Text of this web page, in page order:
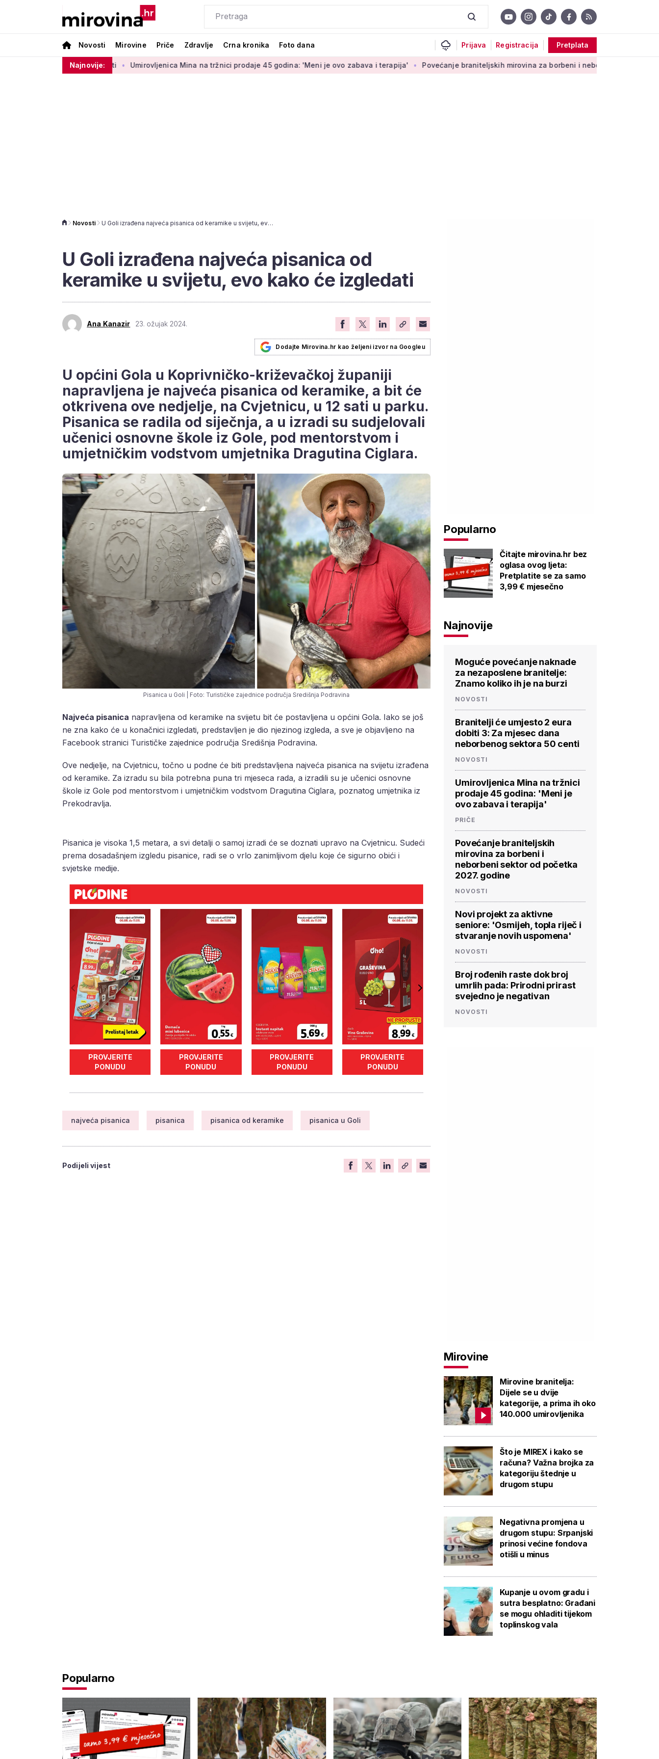
Novosti Mirovine Priče Zdravlje Crna kronika Foto dana Prijava Registracija Pretplata
Najnovije:
Umirovljenica Mina na tržnici prodaje 45 godina: 'Meni je ovo zabava i terapija' Povećanje braniteljskih mirovina za borbeni i neborbeni sektor od početka 2027.
Novosti U Goli izrađena najveća pisanica od keramike u svijetu, evo kako će izgledati
U Goli izrađena najveća pisanica od
keramike u svijetu, evo kako će izgledati
Ana Kanazir 23. ožujak 2024.
Dodajte Mirovina.hr kao željeni izvor na Googleu
U općini Gola u Koprivničko-križevačkoj županiji
napravljena je najveća pisanica od keramike, a bit će
otkrivena ove nedjelje, na Cvjetnicu, u 12 sati u parku.
Pisanica se radila od siječnja, a u izradi su sudjelovali
učenici osnovne škole iz Gole, pod mentorstvom i
umjetničkim vodstvom umjetnika Dragutina Ciglara.
Pisanica u Goli | Foto: Turističke zajednice područja Središnja Podravina
Najveća pisanica napravljena od keramike na svijetu bit će postavljena u općini Gola. Iako se još
ne zna kako će u konačnici izgledati, predstavljen je dio njezinog izgleda, a sve je objavljeno na
Facebook stranici Turističke zajednice područja Središnja Podravina.
Ove nedjelje, na Cvjetnicu, točno u podne će biti predstavljena najveća pisanica na svijetu izrađena
od keramike. Za izradu su bila potrebna puna tri mjeseca rada, a izradili su je učenici osnovne
škole iz Gole pod mentorstvom i umjetničkim vodstvom Dragutina Ciglara, poznatog umjetnika iz
Prekodravlja.
Pisanica je visoka 1,5 metara, a svi detalji o samoj izradi će se doznati upravo na Cvjetnicu. Sudeći
prema dosadašnjem izgledu pisanice, radi se o vrlo zanimljivom djelu koje će sigurno obići i
svjetske medije.
PROVJERITE
PONUDU
PROVJERITE
PONUDU
PROVJERITE
PONUDU
PROVJERITE
PONUDU
najveća pisanica pisanica pisanica od keramike pisanica u Goli
Podijeli vijest
Popularno
Čitajte mirovina.hr bez
oglasa ovog ljeta:
Pretplatite se za samo
3,99 € mjesečno
Najnovije
Moguće povećanje naknade
za nezaposlene branitelje:
Znamo koliko ih je na burzi
NOVOSTI
Branitelji će umjesto 2 eura
dobiti 3: Za mjesec dana
neborbenog sektora 50 centi
NOVOSTI
Umirovljenica Mina na tržnici
prodaje 45 godina: 'Meni je
ovo zabava i terapija'
PRIČE
Povećanje braniteljskih
mirovina za borbeni i
neborbeni sektor od početka
2027. godine
NOVOSTI
Novi projekt za aktivne
seniore: 'Osmijeh, topla riječ i
stvaranje novih uspomena'
NOVOSTI
Broj rođenih raste dok broj
umrlih pada: Prirodni prirast
svejedno je negativan
NOVOSTI
Mirovine
Mirovine branitelja:
Dijele se u dvije
kategorije, a prima ih oko
140.000 umirovljenika
Što je MIREX i kako se
računa? Važna brojka za
kategoriju štednje u
drugom stupu
Negativna promjena u
drugom stupu: Srpanjski
prinosi većine fondova
otišli u minus
Kupanje u ovom gradu i
sutra besplatno: Građani
se mogu ohladiti tijekom
toplinskog vala
Popularno